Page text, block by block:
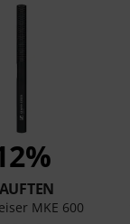
MKE 600